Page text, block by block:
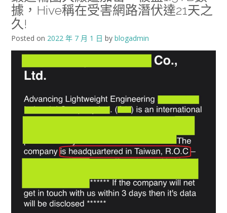
據，Hive稱在受害網路潛伏達21天之
久!
Posted on 2022 年 7 月 1 日 by blogadmin